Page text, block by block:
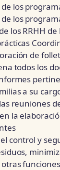
los
los
los RRHH
de
todos los
a su
reuniones
la
control y